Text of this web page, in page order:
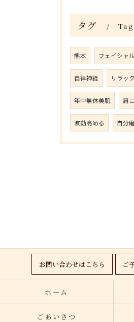
タグ
熊本 フェイシャル
自律神経 リラッ
年中無休美肌 肩
波動高める 自分
お問い合わせはこちら ご
ホーム
ごあいさつ